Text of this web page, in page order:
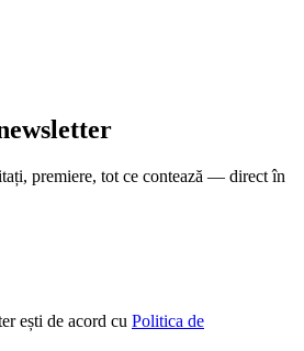
premiere, tot ce contează — direct în
ești de acord cu Politica de